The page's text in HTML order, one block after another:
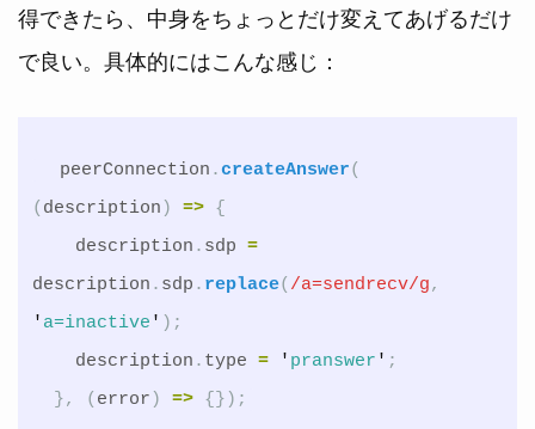
得できたら、中身をちょっとだけ変えてあげるだけ
で良い。具体的にはこんな感じ：
peerConnection .createAnswer(
( description ) => {
description . sdp =
description . sdp . replace( /a=sendrecv/g,
' a=inactive ' );
description . type = ' pranswer ' ;
},
( error ) => {});